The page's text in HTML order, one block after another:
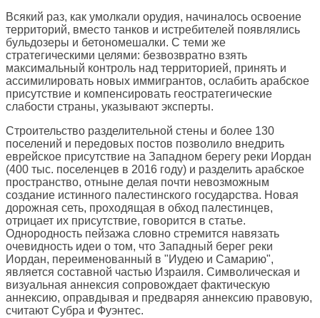
Всякий раз, как умолкали орудия, начиналось освоение
территорий, вместо танков и истребителей появлялись
бульдозеры и бетономешалки. С теми же
стратегическими целями: безвозвратно взять
максимальный контроль над территорией, принять и
ассимилировать новых иммигрантов, ослабить арабское
присутствие и компенсировать геостратегические
слабости страны, указывают эксперты.
Строительство разделительной стены и более 130
поселений и передовых постов позволило внедрить
еврейское присутствие на Западном берегу реки Иордан
(400 тыс. поселенцев в 2016 году) и разделить арабское
пространство, отныне делая почти невозможным
создание истинного палестинского государства. Новая
дорожная сеть, проходящая в обход палестинцев,
отрицает их присутствие, говорится в статье.
Однородность пейзажа словно стремится навязать
очевидность идеи о том, что Западный берег реки
Иордан, переименованный в "Иудею и Самарию",
является составной частью Израиля. Символическая и
визуальная аннексия сопровождает фактическую
аннексию, оправдывая и предваряя аннексию правовую,
считают Субра и Фуэнтес.